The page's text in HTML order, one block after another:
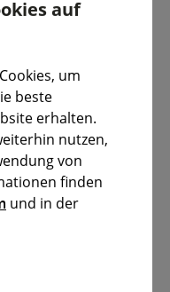
auf
um
beste
erhalten.
nutzen,
von
finden
und in der